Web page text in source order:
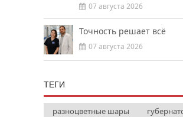
07 августа 2026
Точность решает всё
07 августа 2026
ТЕГИ
разноцветные шары